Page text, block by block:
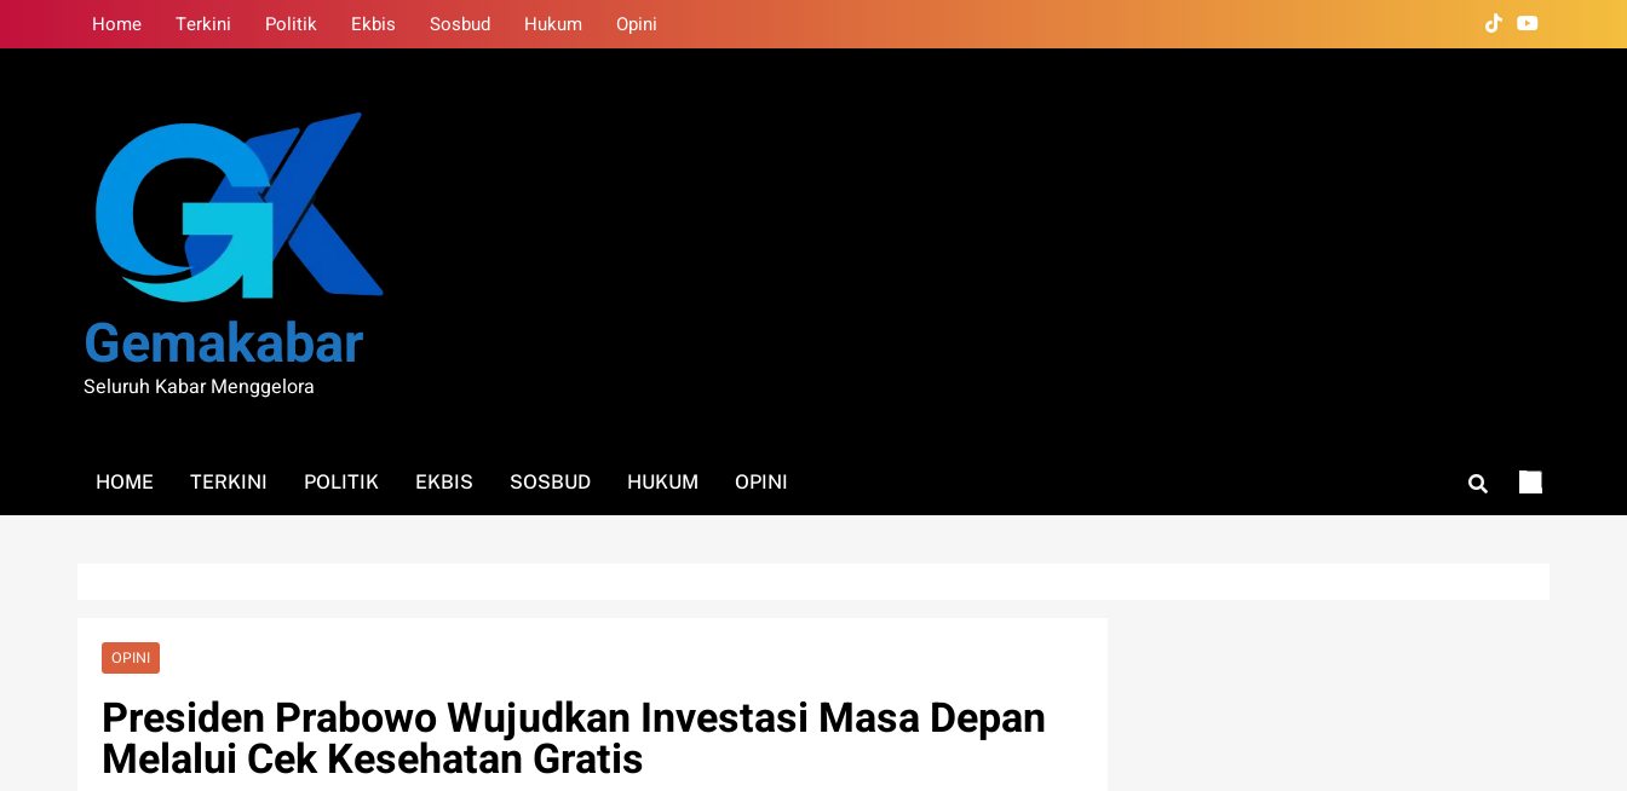
to
Home Terkini Politik Ekbis Sosbud Hukum Opini
Gemakabar
Seluruh Kabar Menggelora
HOME TERKINI POLITIK EKBIS SOSBUD HUKUM OPINI
OPINI
Presiden Prabowo Wujudkan Investasi Masa Depan
Melalui Cek Kesehatan Gratis